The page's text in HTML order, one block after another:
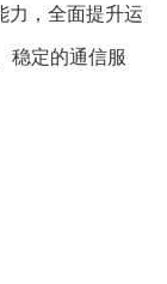
力，全面提升运
稳定的通信服